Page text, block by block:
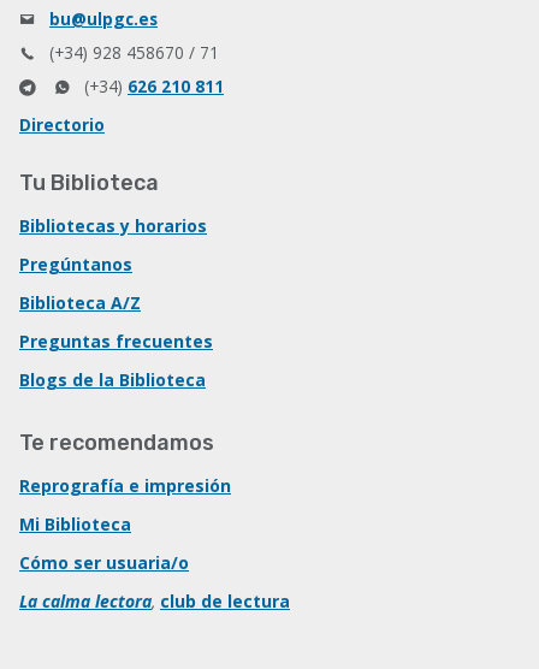
bu@ulpgc.es
(+34) 928 458670 / 71
(+34) 626 210 811
Directorio
Tu Biblioteca
Bibliotecas y horarios
Pregúntanos
Biblioteca A/Z
Preguntas frecuentes
Blogs de la Biblioteca
Te recomendamos
Reprografía e impresión
Mi Biblioteca
Cómo ser usuaria/o
La calma lectora, club de lectura